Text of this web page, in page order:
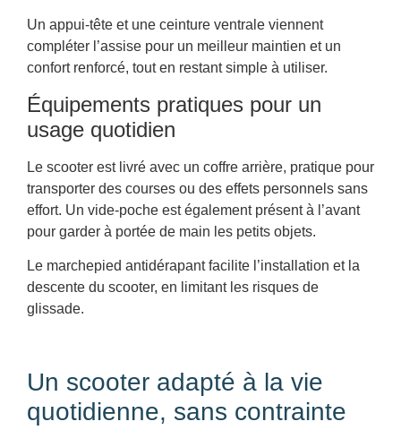
Un appui-tête et une ceinture ventrale viennent
compléter l’assise pour un meilleur maintien et un
confort renforcé, tout en restant simple à utiliser.
Équipements pratiques pour un
usage quotidien
Le scooter est livré avec un coffre arrière, pratique pour
transporter des courses ou des effets personnels sans
effort. Un vide-poche est également présent à l’avant
pour garder à portée de main les petits objets.
Le marchepied antidérapant facilite l’installation et la
descente du scooter, en limitant les risques de
glissade.
Un scooter adapté à la vie
quotidienne, sans contrainte